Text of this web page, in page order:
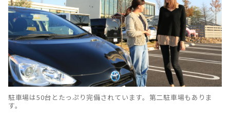
駐車場は50台とたっぷり完備されています。第二駐車場もありま
す。